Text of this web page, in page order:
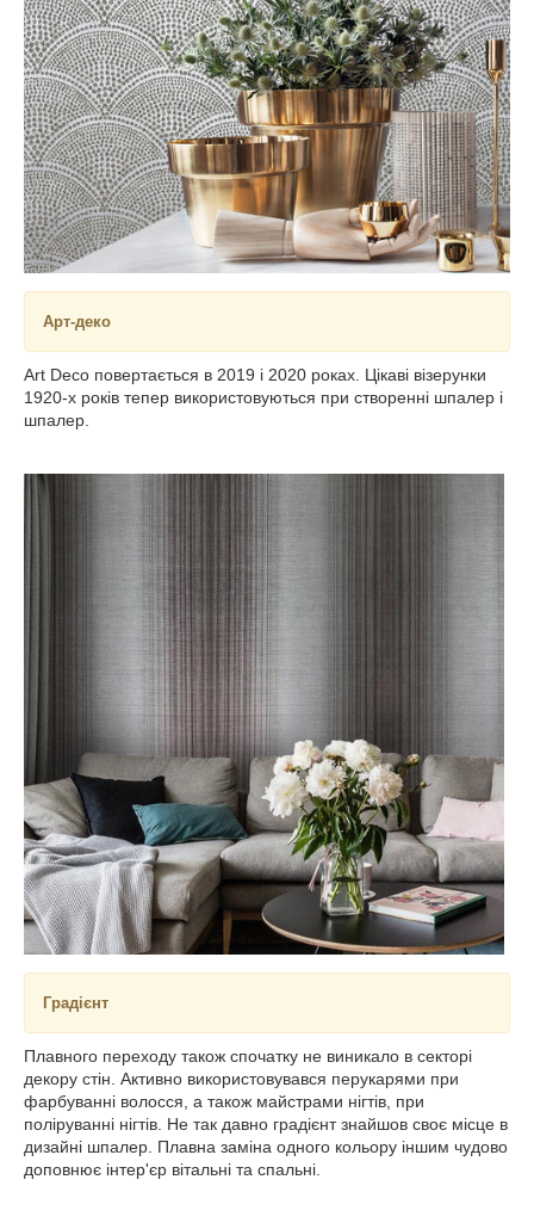
Арт-деко
Art Deco повертається в 2019 і 2020 роках. Цікаві візерунки
1920-х років тепер використовуються при створенні шпалер і
шпалер.
Градієнт
Плавного переходу також спочатку не виникало в секторі
декору стін. Активно використовувався перукарями при
фарбуванні волосся, а також майстрами нігтів, при
поліруванні нігтів. Не так давно градієнт знайшов своє місце в
дизайні шпалер. Плавна заміна одного кольору іншим чудово
доповнює інтер'єр вітальні та спальні.